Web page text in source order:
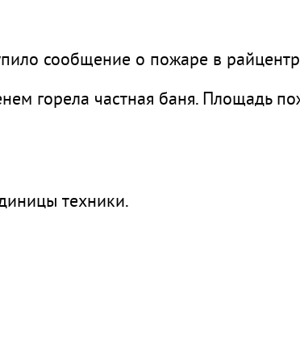
сообщение о пожаре в
горела частная баня. Площадь
техники.